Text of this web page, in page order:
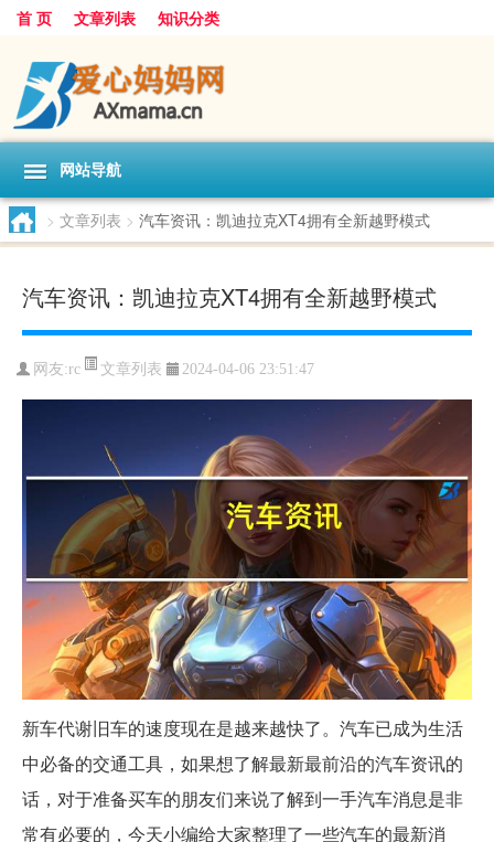
首 页 文章列表 知识分类
网站导航
> 文章列表 > 汽车资讯：凯迪拉克XT4拥有全新越野模式
汽车资讯：凯迪拉克XT4拥有全新越野模式
网友:rc 文章列表 2024-04-06 23:51:47
新车代谢旧车的速度现在是越来越快了。汽车已成为生活
中必备的交通工具，如果想了解最新最前沿的汽车资讯的
话，对于准备买车的朋友们来说了解到一手汽车消息是非
常有必要的，今天小编给大家整理了一些汽车的最新消